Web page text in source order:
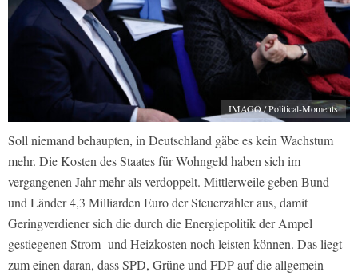
IMAGO / Political-Moments
Soll niemand behaupten, in Deutschland gäbe es kein Wachstum
mehr. Die Kosten des Staates für Wohngeld haben sich im
vergangenen Jahr mehr als verdoppelt. Mittlerweile geben Bund
und Länder 4,3 Milliarden Euro der Steuerzahler aus, damit
Geringverdiener sich die durch die Energiepolitik der Ampel
gestiegenen Strom- und Heizkosten noch leisten können. Das liegt
zum einen daran, dass SPD, Grüne und FDP auf die allgemein